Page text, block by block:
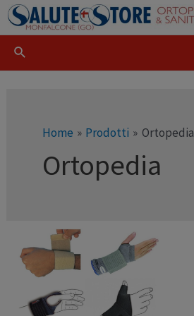
Home Prodotti Ortopedia
Ortopedia